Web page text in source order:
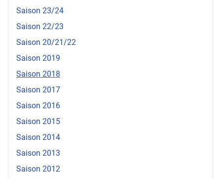
Saison 23/24
Saison 22/23
Saison 20/21/22
Saison 2019
Saison 2018
Saison 2017
Saison 2016
Saison 2015
Saison 2014
Saison 2013
Saison 2012